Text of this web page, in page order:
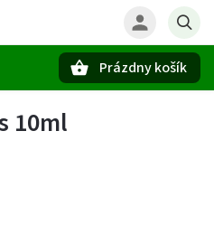
Prázdny košík
10ml